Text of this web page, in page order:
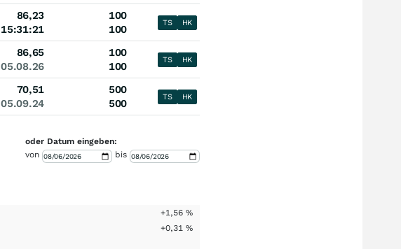
86,23
15:31:21
100
100
TS HK
86,65
05.08.26
100
100
TS HK
70,51
05.09.24
500
500
TS HK
oder Datum eingeben:
von
bis
+1,56 %
+0,31 %